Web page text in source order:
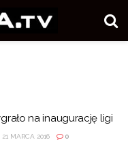
na inaugurację ligi
21 MARCA 2016 0